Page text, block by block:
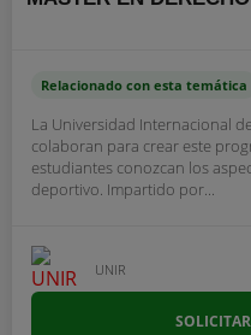
Relacionado con esta temática
La Universidad Internacional
colaboran para crear este
estudiantes conozcan los
deportivo. Impartido por...
UNIR